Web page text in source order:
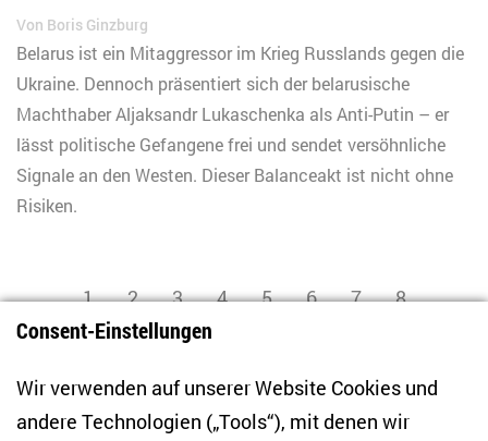
Von Boris Ginzburg
Belarus ist ein Mitaggressor im Krieg Russlands gegen die
Ukraine. Dennoch präsentiert sich der belarusische
Machthaber Aljaksandr Lukaschenka als Anti-Putin – er
lässt politische Gefangene frei und sendet versöhnliche
Signale an den Westen. Dieser Balanceakt ist nicht ohne
Risiken.
zurück
1 2 3 4 5 6 7
8
9
10
Consent-Einstellungen
Wir verwenden auf unserer Website Cookies und
andere Technologien („Tools“), mit denen wir